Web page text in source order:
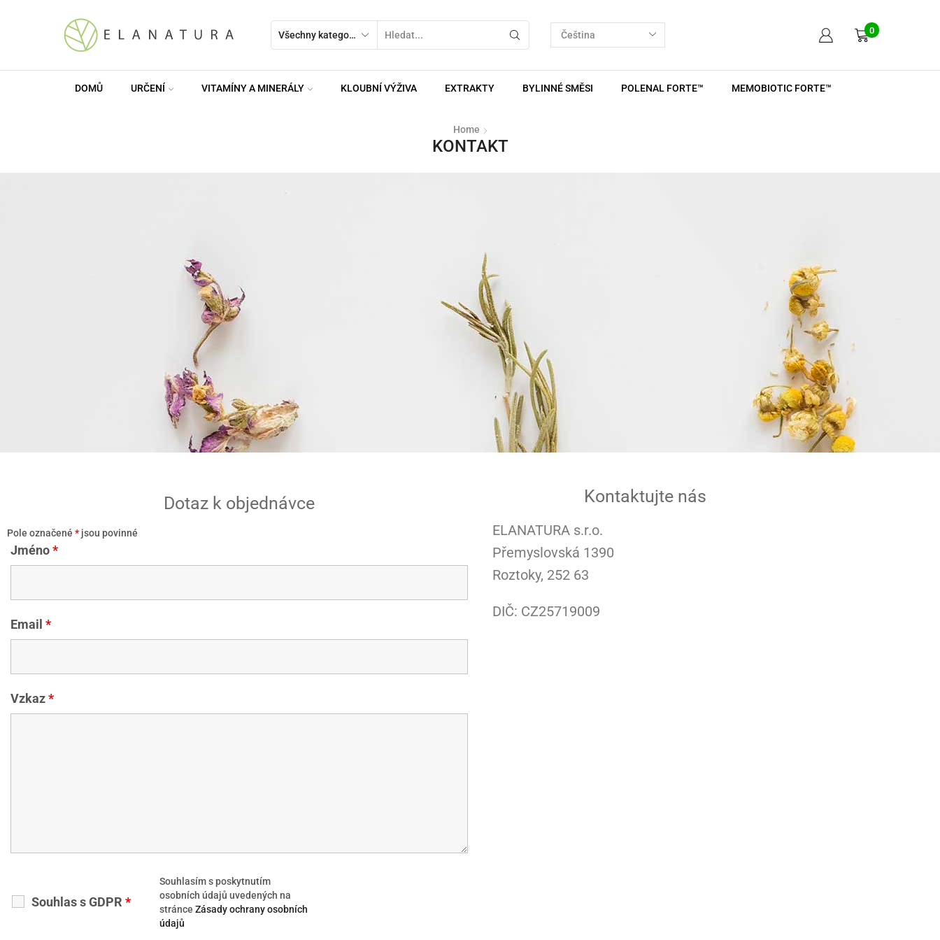
0
DOMŮ URČENÍ VITAMÍNY A MINERÁLY KLOUBNÍ VÝŽIVA EXTRAKTY BYLINNÉ SMĚSI POLENAL FORTE™ MEMOBIOTIC FORTE™
Home
KONTAKT
Dotaz k objednávce
Pole označené * jsou povinné
Jméno*
Email *
Vzkaz*
Souhlas s GDPR *
Souhlasím s poskytnutím
osobních údajů uvedených na
stránce Zásady ochrany osobních
údajů
Kontaktujte nás
ELANATURA s.r.o.
Přemyslovská 1390
Roztoky, 252 63
DIČ: CZ25719009